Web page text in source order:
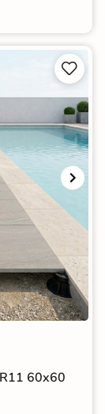


60x60